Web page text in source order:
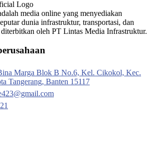
media online yang menyediakan
dunia infrastruktur, transportasi, dan
oleh PT Lintas Media Infrastruktur.
Marga Blok B No.6, Kel. Cikokol, Kec.
Tangerang, Banten 15117